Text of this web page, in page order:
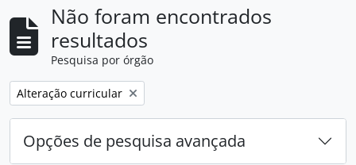
Não foram encontrados
resultados
Pesquisa por órgão
Remover filtro:
Alteração curricular
Opções de pesquisa avançada